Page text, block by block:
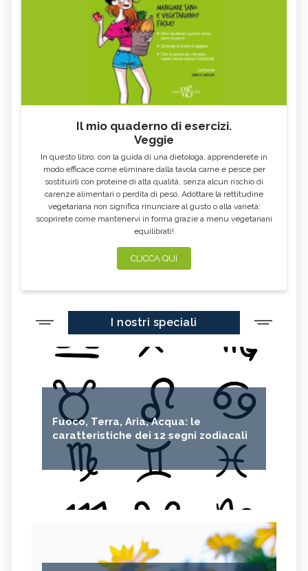
Il mio quaderno di esercizi.
Veggie
In questo libro, con la guida di una dietologa, apprenderete in
modo efficace come eliminare dalla tavola carne e pesce per
sostituirli con proteine di alta qualità, senza alcun rischio di
carenze alimentari o perdita di peso. Adottare la rettitudine
vegetariana non significa rinunciare al gusto o alla varietà:
scoprirete come mantenervi in forma grazie a menu vegetariani
equilibrati!
CLICCA QUI
I nostri speciali
Fuoco, Terra, Aria, Acqua: le
caratteristiche dei 12 segni zodiacali